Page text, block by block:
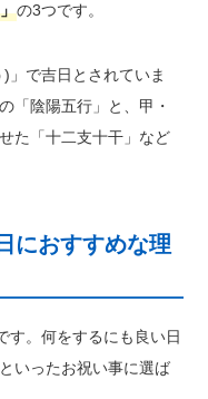
の3つです。
」で吉日とされていま
「陰陽五行」と、甲・
た「十二支十干」など
におすすめな理
す。何をするにも良い日
いったお祝い事に選ば